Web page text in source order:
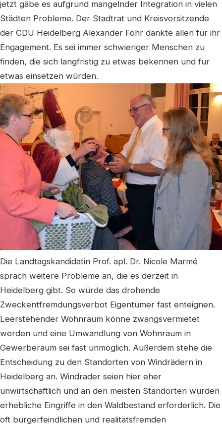
jetzt gäbe es aufgrund mangelnder Integration in vielen
Städten Probleme. Der Stadtrat und Kreisvorsitzende
der CDU Heidelberg Alexander Föhr dankte allen für ihr
Engagement. Es sei immer schwieriger Menschen zu
finden, die sich langfristig zu etwas bekennen und für
etwas einsetzen würden.
Die Landtagskandidatin Prof. apl. Dr. Nicole Marmé
sprach weitere Probleme an, die es derzeit in
Heidelberg gibt. So würde das drohende
Zweckentfremdungsverbot Eigentümer fast enteignen.
Leerstehender Wohnraum könne zwangsvermietet
werden und eine Umwandlung von Wohnraum in
Gewerberaum sei fast unmöglich. Außerdem stehe die
Entscheidung zu den Standorten von Windrädern in
Heidelberg an. Windräder seien hier eher
unwirtschaftlich und an den meisten Standorten würden
erhebliche Eingriffe in den Waldbestand erforderlich. Die
oft bürgerfeindlichen und realitätsfremden